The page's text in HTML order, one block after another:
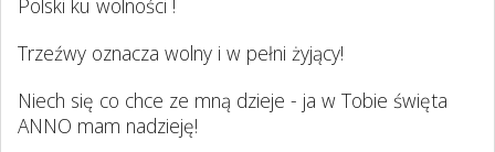
Polski ku wolności !
Trzeźwy oznacza wolny i w pełni żyjący!
Niech się co chce ze mną dzieje - ja w Tobie święta
ANNO mam nadzieję!